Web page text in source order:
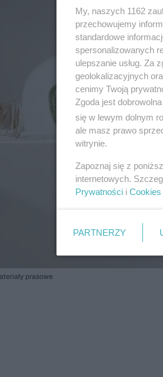
prasowe
My, naszych 1162
przechowujemy
standardowe
spersonalizowanych
ulepszanie usług. Za
geolokalizacyjnych
cenimy Twoją
Zgoda jest
się w lewym dolnym
ale masz prawo
witrynie.
Zapoznaj się z
internetowych.
Prywatności i Cookies
PARTNERZY